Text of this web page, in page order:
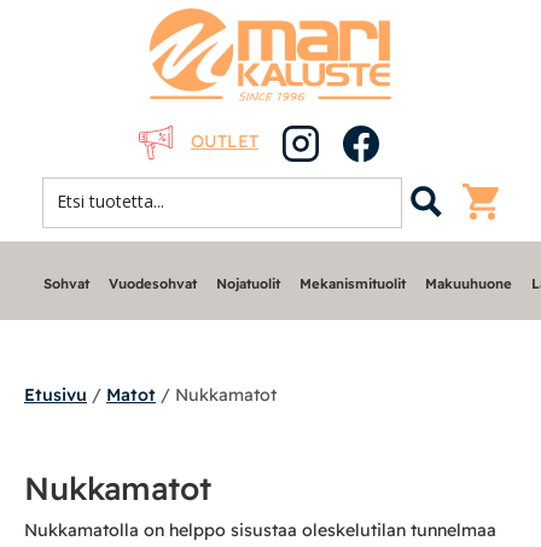
OUTLET
Nojatuolit
Sohvat Vuodesohvat Nojatuolit Mekanismituolit Makuuhuone
Etusivu / Matot / Nukkamatot
Nukkamatot
Nukkamatolla on helppo sisustaa oleskelutilan tunnelmaa